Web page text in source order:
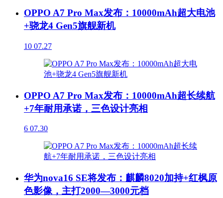
OPPO A7 Pro Max发布：10000mAh超大电池
+骁龙4 Gen5旗舰新机
10 07.27
OPPO A7 Pro Max发布：10000mAh超长续航
+7年耐用承诺，三色设计亮相
6 07.30
华为nova16 SE将发布：麒麟8020加持+红枫原
色影像，主打2000—3000元档